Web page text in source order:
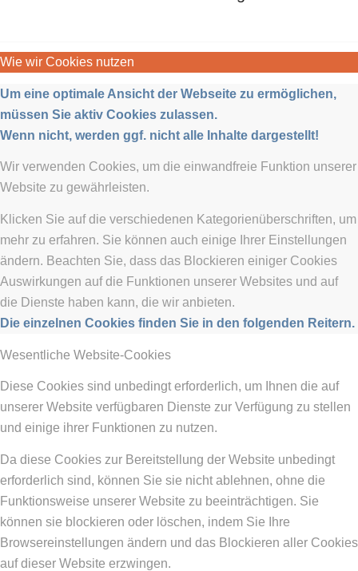
Wie wir Cookies nutzen
Um eine optimale Ansicht der Webseite zu ermöglichen,
müssen Sie aktiv Cookies zulassen.
Wenn nicht, werden ggf. nicht alle Inhalte dargestellt!
Wir verwenden Cookies, um die einwandfreie Funktion unserer
Website zu gewährleisten.
Klicken Sie auf die verschiedenen Kategorienüberschriften, um
mehr zu erfahren. Sie können auch einige Ihrer Einstellungen
ändern. Beachten Sie, dass das Blockieren einiger Cookies
Auswirkungen auf die Funktionen unserer Websites und auf
die Dienste haben kann, die wir anbieten.
Die einzelnen Cookies finden Sie in den folgenden Reitern.
Wesentliche Website-Cookies
Diese Cookies sind unbedingt erforderlich, um Ihnen die auf
unserer Website verfügbaren Dienste zur Verfügung zu stellen
und einige ihrer Funktionen zu nutzen.
Da diese Cookies zur Bereitstellung der Website unbedingt
erforderlich sind, können Sie sie nicht ablehnen, ohne die
Funktionsweise unserer Website zu beeinträchtigen. Sie
können sie blockieren oder löschen, indem Sie Ihre
Browsereinstellungen ändern und das Blockieren aller Cookies
auf dieser Website erzwingen.